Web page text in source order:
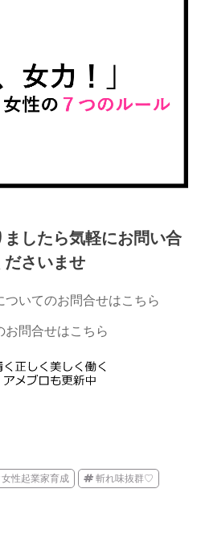
したら気軽にお問い合
ださいませ
ついてのお問合せはこちら
お問合せはこちら
女性起業家育成 斬れ味抜群♡